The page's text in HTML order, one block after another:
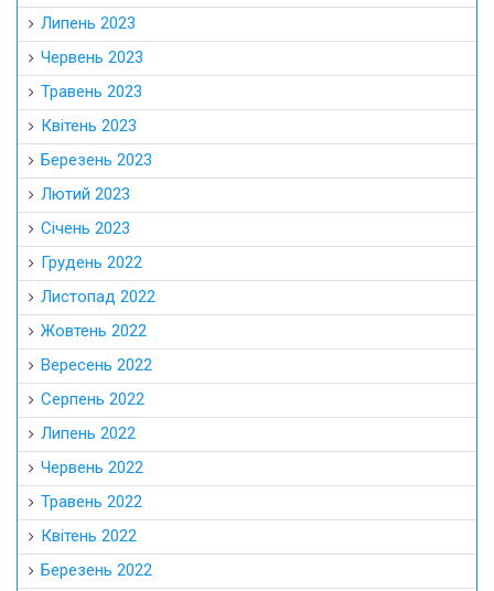
Липень 2023
Червень 2023
Травень 2023
Квітень 2023
Березень 2023
Лютий 2023
Січень 2023
Грудень 2022
Листопад 2022
Жовтень 2022
Вересень 2022
Серпень 2022
Липень 2022
Червень 2022
Травень 2022
Квітень 2022
Березень 2022